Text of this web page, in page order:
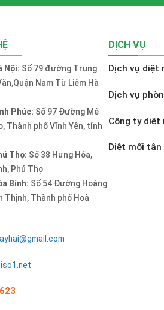
Nội: Số 79 đường Trung
Nam Từ Liêm Hà
Phúc: Số 97 Đường Mê
Thành phố Vĩnh Yên, tỉnh
Thọ: Số 38 Hưng Hóa,
Phú Thọ
Bình: Số 54 Đường Hoàng
Thịnh, Thành phố Hoà
DỊCH VỤ
Dịch vụ diệt
Dịch vụ
Công ty diệt
Diệt mối